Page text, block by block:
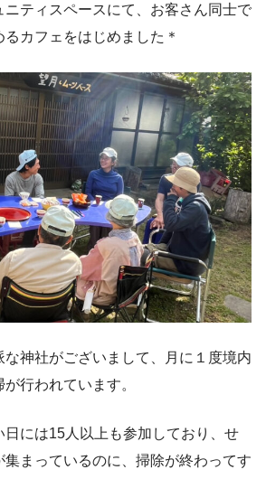
ニティスペースにて、お客さん同士で
カフェをはじめました＊
神社がございまして、月に１度境内
行われています。
日には15人以上も参加しており、せ
集まっているのに、掃除が終わってす